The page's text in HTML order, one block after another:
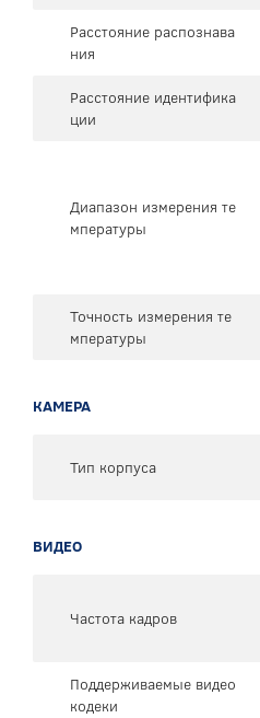
Расстояние распознава
ния
Расстояние идентифика
ции
Диапазон измерения те
мпературы
Точность измерения те
мпературы
КАМЕРА
Тип корпуса
ВИДЕО
Частота кадров
Поддерживаемые видео
кодеки